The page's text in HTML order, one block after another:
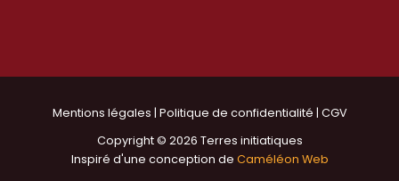
Mentions légales | Politique de confidentialité | CGV
Copyright © 2026 Terres initiatiques
Inspiré d'une conception de Caméléon Web